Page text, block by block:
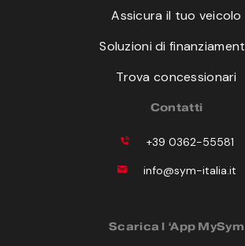
Assicura il tuo veicolo
Soluzioni di
Trova concessionari
Contatti
+39 0362-55581
info@sym-italia.it
Scarica l ‘App MySym